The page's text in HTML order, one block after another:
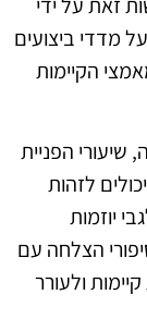
מדדי ביצועים
הקיימות
שיעורי הפניית
לזהות
יוזמות
הצלחה עם
ולעורר